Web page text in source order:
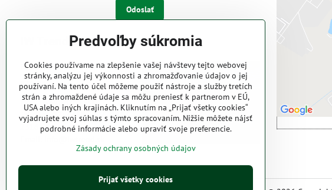
Odoslať
IW Trend s.r.o.
Pri Majeri 6
831 06 Bratislava
Web: www.iwtrend.sk
Telefón: (02) 4488 4826, 4487
Predvoľby súkromia
Cookies používame na zlepšenie vašej návštevy tejto webovej
stránky, analýzu jej výkonnosti a zhromažďovanie údajov o jej
používaní. Na tento účel môžeme použiť nástroje a služby tretích
strán a zhromaždené údaje sa môžu preniesť k partnerom v EÚ,
USA alebo iných krajinách. Kliknutím na „Prijať všetky cookies“
vyjadrujete svoj súhlas s týmto spracovaním. Nižšie môžete nájsť
podrobné informácie alebo upraviť svoje preferencie.
Zásady ochrany osobných údajov
Prijať všetky cookies